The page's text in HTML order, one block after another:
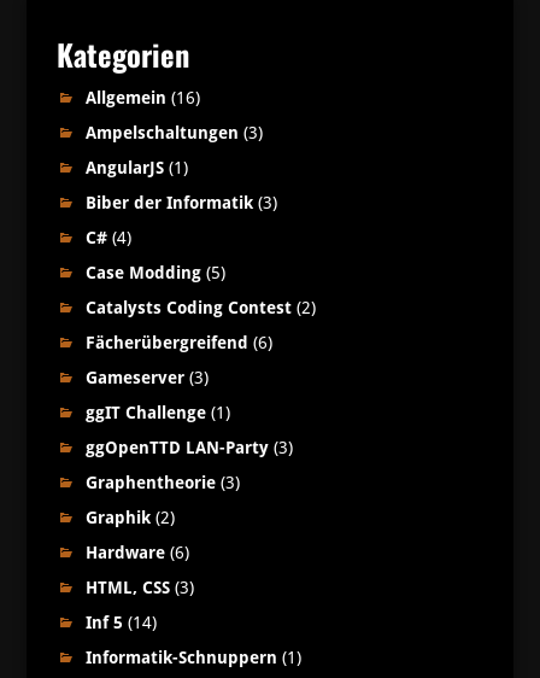
Kategorien
Allgemein (16)
Ampelschaltungen (3)
AngularJS(1)
Biber der Informatik(3)
C#(4)
Case Modding(5)
Catalysts Coding Contest(2)
Fächerübergreifend (6)
Gameserver(3)
ggIT Challenge(1)
ggOpenTTD LAN-Party(3)
Graphentheorie(3)
Graphik(2)
Hardware(6)
HTML, CSS(3)
Inf 5 (14)
Informatik-Schnuppern (1)